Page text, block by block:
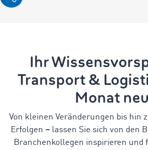
Ihr
Transport &
Monat
Von kleinen Veränderungen bis hin
Erfolgen –lassen Sie sich von den
Branchenkollegen inspirieren und